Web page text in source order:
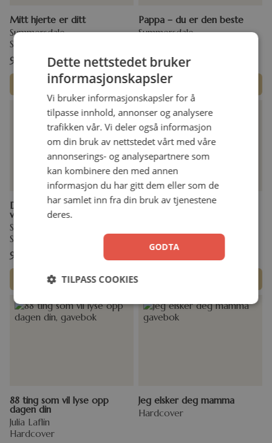
Mitt hjerte er ditt
Summersdale
Stivperm
99,00
kr
Legg i handlekurv
Pappa – du er den beste
Summersdale
99,00kr
Du er ikke gammel, du er
vintage!
Summersdale
Stivperm
99,00
Legg i handlekurv
Kom i form
88 ting som vil lyse opp
dagen din
Julia Laflin
Hardcover
Jeg elsker deg mamma
Hardcover
Dette nettstedet bruker
informasjonskapsler
Vi bruker informasjonskapsler for å
tilpasse innhold, annonser og analysere
trafikken vår. Vi deler også informasjon
om din bruk av nettstedet vårt med våre
annonserings- og analysepartnere som
kan kombinere den med annen
informasjon du har gitt dem eller som de
har samlet inn fra din bruk av tjenestene
deres.
GODTA
TILPASS COOKIES